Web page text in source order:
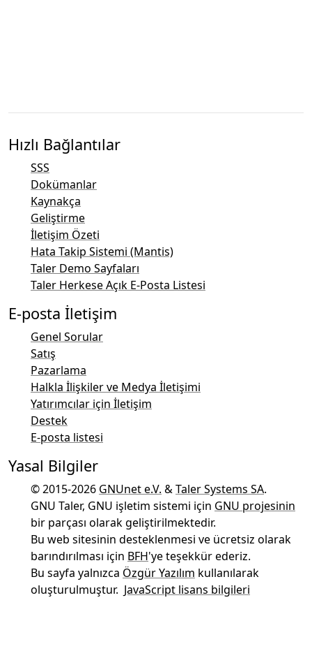
Hızlı Bağlantılar
SSS
Dokümanlar
Kaynakça
Geliştirme
İletişim Özeti
Hata Takip Sistemi (Mantis)
Taler Demo Sayfaları
Taler Herkese Açık E-Posta Listesi
E-posta İletişim
Genel Sorular
Satış
Pazarlama
Halkla İlişkiler ve Medya İletişimi
Yatırımcılar için İletişim
Destek
E-posta listesi
Yasal Bilgiler
© 2015-2026 GNUnet e.V. &Taler Systems SA.
GNU Taler, GNU işletim sistemi için GNU projesinin
bir parçası olarak geliştirilmektedir.
Bu web sitesinin desteklenmesi ve ücretsiz olarak
barındırılması için BFH'ye teşekkür ederiz.
Bu sayfa yalnızca Özgür Yazılım kullanılarak
oluşturulmuştur. JavaScript lisans bilgileri